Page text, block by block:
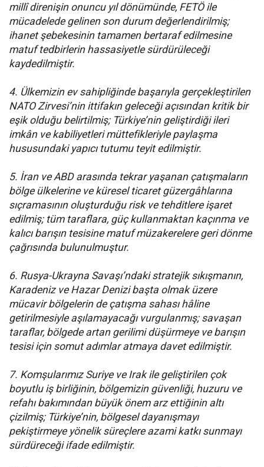
millî direnişin onuncu yıl dönümünde, FETÖ ile
mücadelede gelinen son durum değerlendirilmiş;
ihanet şebekesinin tamamen bertaraf edilmesine
matuf tedbirlerin hassasiyetle sürdürüleceği
kaydedilmiştir.
4. Ülkemizin ev sahipliğinde başarıyla gerçekleştirilen
NATO Zirvesi’nin ittifakın geleceği açısından kritik bir
eşik olduğu belirtilmiş; Türkiye’nin geliştirdiği ileri
imkân ve kabiliyetleri müttefikleriyle paylaşma
hususundaki yapıcı tutumu teyit edilmiştir.
5. İran ve ABD arasında tekrar yaşanan çatışmaların
bölge ülkelerine ve küresel ticaret güzergâhlarına
sıçramasının oluşturduğu risk ve tehditlere işaret
edilmiş; tüm taraflara, güç kullanmaktan kaçınma ve
kalıcı barışın tesisine matuf müzakerelere geri dönme
çağrısında bulunulmuştur.
6. Rusya-Ukrayna Savaşı’ndaki stratejik sıkışmanın,
Karadeniz ve Hazar Denizi başta olmak üzere
mücavir bölgelerin de çatışma sahası hâline
getirilmesiyle aşılamayacağı vurgulanmış; savaşan
taraflar, bölgede artan gerilimi düşürmeye ve barışın
tesisi için somut adımlar atmaya davet edilmiştir.
7. Komşularımız Suriye ve Irak ile geliştirilen çok
boyutlu iş birliğinin, bölgemizin güvenliği, huzuru ve
refahı bakımından büyük önem arz ettiğinin altı
çizilmiş; Türkiye’nin, bölgesel dayanışmayı
pekiştirmeye yönelik süreçlere azami katkı sunmayı
sürdüreceği ifade edilmiştir.